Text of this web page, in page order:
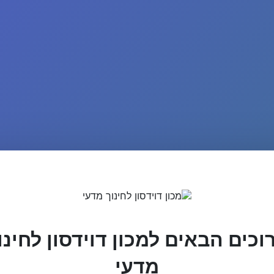
הבאים למכון דוידסון
מדעי